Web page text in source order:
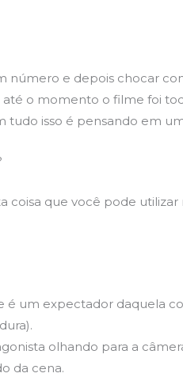
número e depois chocar
o momento o filme foi
tudo isso é pensando em
coisa que você pode utilizar
um expectador daquela
olhando para a
da cena.